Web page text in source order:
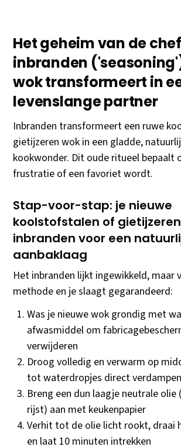
Het geheim van de
inbranden
wok transformeert in
levenslange partner
Inbranden transformeert een ruwe
gietijzeren wok in een gladde,
kookwonder. Dit oude ritueel bepaalt
frustratie of een favoriet wordt.
Stap-voor-stap: je nieuwe
koolstofstalen of
inbranden voor een
aanbaklaag
Het inbranden lijkt ingewikkeld, maar
methode en je slaagt gegarandeerd:
Was je nieuwe wok grondig met
afwasmiddel om
verwijderen
Droog volledig en verwarm op
tot waterdropjes direct verdampen
Breng een dun laagje neutrale
rijst) aan met keukenpapier
Verhit tot de olie licht rookt, draai
en laat 10 minuten intrekken